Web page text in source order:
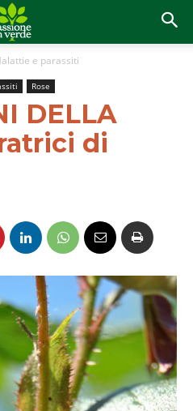
e parassiti
Rose
DELLA
di